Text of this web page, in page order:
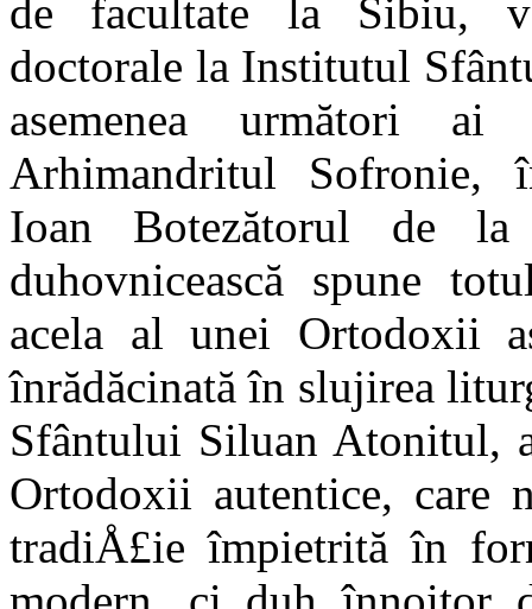
de facultate la Sibiu,
doctorale la Institutul
asemenea următori ai
Arhimandritul Sofronie,
Ioan Botezătorul de la
duhovnicească spune
acela al unei Ortodoxii
înrădăcinată în slujirea
Sfântului Siluan Atonitul,
Ortodoxii autentice,
tradiÅ£ie împietrită în